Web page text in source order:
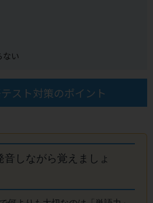
ない
スト対策のポイント
音しながら覚えましょ